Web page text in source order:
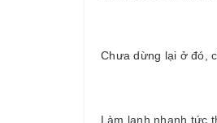
Chưa dừng lại ở đó,
Làm lạnh nhanh tức